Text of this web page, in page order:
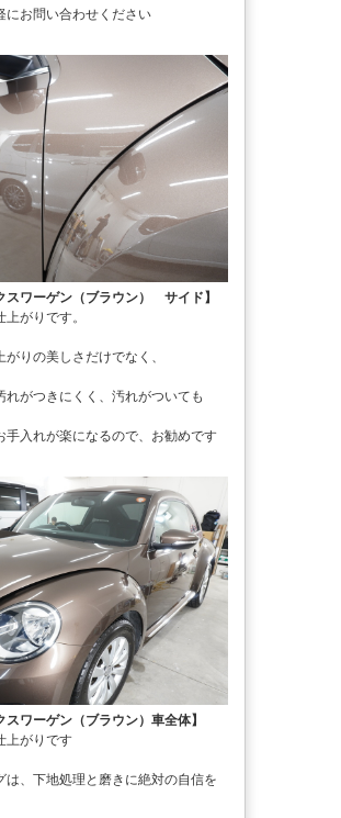
にお問い合わせください
スワーゲン（ブラウン） サイド】
がりです。
りの美しさだけでなく、
れがつきにくく、汚れがついても
手入れが楽になるので、お勧めです
ワーゲン（ブラウン）車全体】
上がりです
は、下地処理と磨きに絶対の自信を